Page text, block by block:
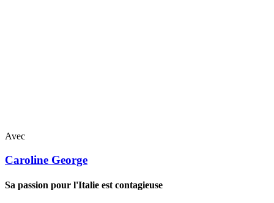
Avec
Caroline George
Sa passion pour l'Italie est contagieuse